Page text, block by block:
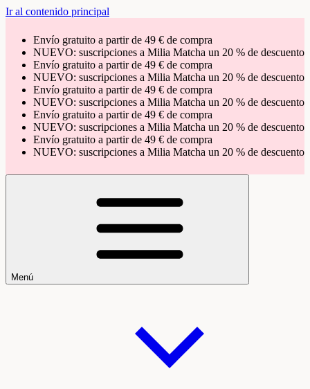
Ir al contenido principal
Envío gratuito a partir de 49 € de compra
NUEVO: suscripciones a Milia Matcha un 20 % de descuento
Envío gratuito a partir de 49 € de compra
NUEVO: suscripciones a Milia Matcha un 20 % de descuento
Envío gratuito a partir de 49 € de compra
NUEVO: suscripciones a Milia Matcha un 20 % de descuento
Envío gratuito a partir de 49 € de compra
NUEVO: suscripciones a Milia Matcha un 20 % de descuento
Envío gratuito a partir de 49 € de compra
NUEVO: suscripciones a Milia Matcha un 20 % de descuento
Menú